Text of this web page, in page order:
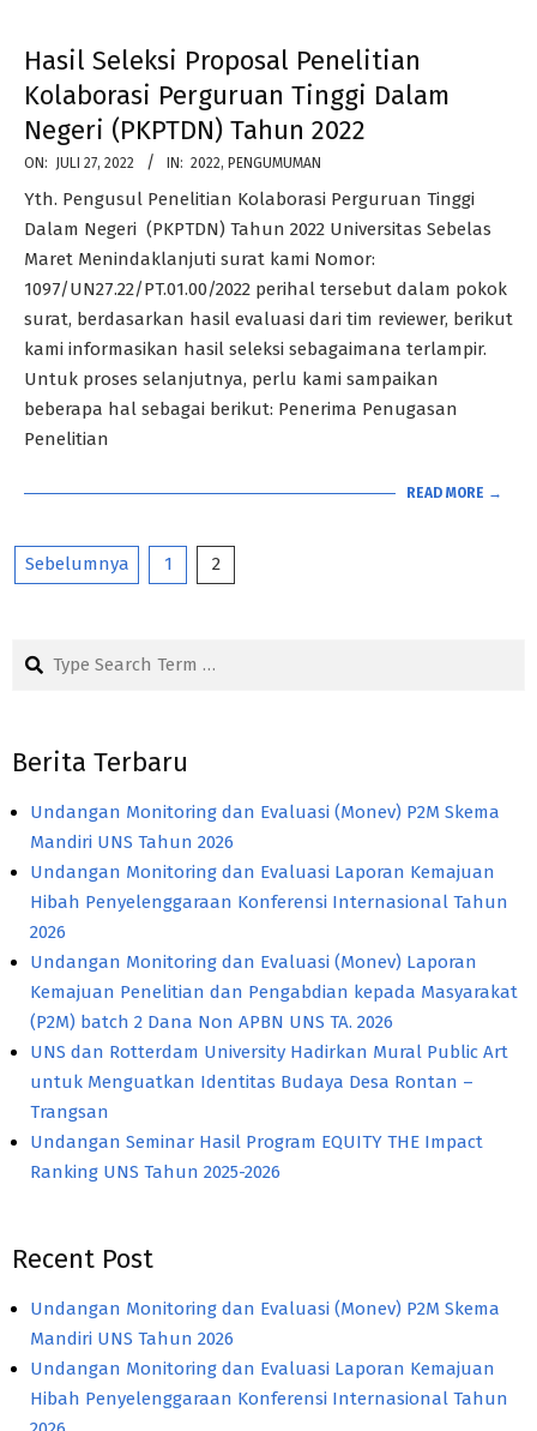
Hasil Seleksi Proposal Penelitian
Kolaborasi Perguruan Tinggi Dalam
Negeri (PKPTDN) Tahun 2022
2022-
07-
27
ON: JULI 27, 2022 IN: 2022, PENGUMUMAN
Yth. Pengusul Penelitian Kolaborasi Perguruan Tinggi
Dalam Negeri (PKPTDN) Tahun 2022 Universitas Sebelas
Maret Menindaklanjuti surat kami Nomor:
1097/UN27.22/PT.01.00/2022 perihal tersebut dalam pokok
surat, berdasarkan hasil evaluasi dari tim reviewer, berikut
kami informasikan hasil seleksi sebagaimana terlampir.
Untuk proses selanjutnya, perlu kami sampaikan
beberapa hal sebagai berikut: Penerima Penugasan
Penelitian
READ MORE →
Paginasi
Sebelumnya 1 2
Search
Berita Terbaru
Undangan Monitoring dan Evaluasi (Monev) P2M Skema
Mandiri UNS Tahun 2026
Undangan Monitoring dan Evaluasi Laporan Kemajuan
Hibah Penyelenggaraan Konferensi Internasional Tahun
2026
Undangan Monitoring dan Evaluasi (Monev) Laporan
Kemajuan Penelitian dan Pengabdian kepada Masyarakat
(P2M) batch 2 Dana Non APBN UNS TA. 2026
UNS dan Rotterdam University Hadirkan Mural Public Art
untuk Menguatkan Identitas Budaya Desa Rontan –
Trangsan
Undangan Seminar Hasil Program EQUITY THE Impact
Ranking UNS Tahun 2025-2026
Recent Post
Undangan Monitoring dan Evaluasi (Monev) P2M Skema
Mandiri UNS Tahun 2026
Undangan Monitoring dan Evaluasi Laporan Kemajuan
Hibah Penyelenggaraan Konferensi Internasional Tahun